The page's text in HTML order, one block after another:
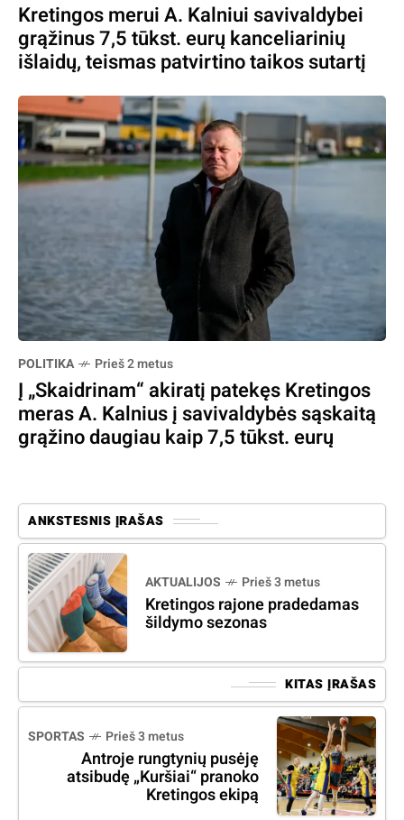
Kretingos merui A. Kalniui savivaldybei
grąžinus 7,5 tūkst. eurų kanceliarinių
išlaidų, teismas patvirtino taikos sutartį
POLITIKA Prieš 2 metus
Į „Skaidrinam“ akiratį patekęs Kretingos
meras A. Kalnius į savivaldybės sąskaitą
grąžino daugiau kaip 7,5 tūkst. eurų
ANKSTESNIS ĮRAŠAS
AKTUALIJOS Prieš 3 metus
Kretingos rajone pradedamas
šildymo sezonas
KITAS ĮRAŠAS
SPORTAS Prieš 3 metus
Antroje rungtynių pusėję
atsibudę „Kuršiai“ pranoko
Kretingos ekipą